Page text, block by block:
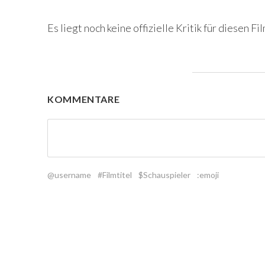
Es liegt noch keine offizielle Kritik für diesen
KOMMENTARE
@username #Filmtitel $Schauspieler :emoji